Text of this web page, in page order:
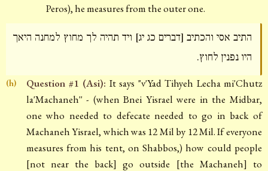
Peros), he measures from the outer one.
התיב אסי והכתיב [דברים כג יג] ויד תהיה לך מחוץ למחנה היאך
היו נפנין לחוץ.
(h) Question #1 (Asi): It says "v'Yad Tihyeh Lecha mi'Chutz
la'Machaneh'' - (when Bnei Yisrael were in the Midbar,
one who needed to defecate needed to go in back of
Machaneh Yisrael, which was 12 Mil by 12 Mil. If everyone
measures from his tent, on Shabbos,) how could people
[not near the back] go outside [the Machaneh] to